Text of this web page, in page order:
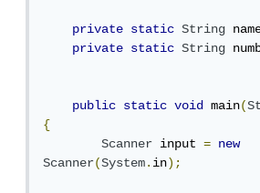
private static String
private
static String
public static void main(
{
Scanner input =
new
Scanner(System.in);